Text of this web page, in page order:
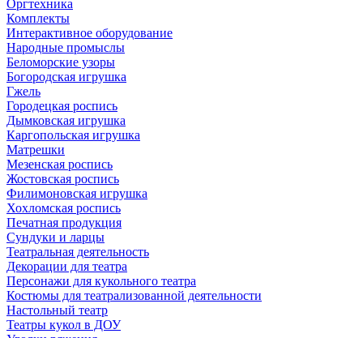
Оргтехника
Комплекты
Интерактивное оборудование
Народные промыслы
Беломорские узоры
Богородская игрушка
Гжель
Городецкая роспись
Дымковская игрушка
Каргопольская игрушка
Матрешки
Мезенская роспись
Жостовская роспись
Филимоновская игрушка
Хохломская роспись
Печатная продукция
Сундуки и ларцы
Театральная деятельность
Декорации для театра
Персонажи для кукольного театра
Костюмы для театрализованной деятельности
Настольный театр
Театры кукол в ДОУ